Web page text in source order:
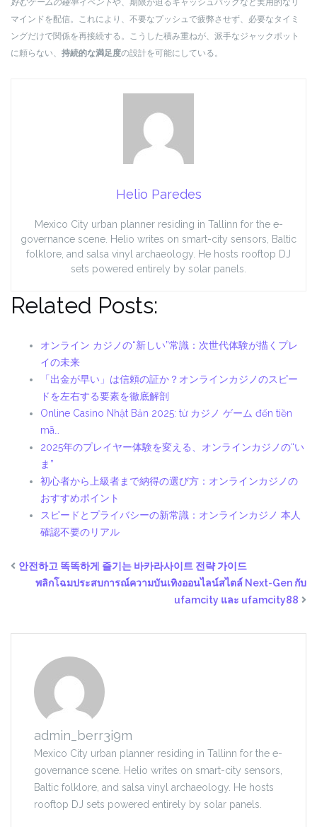
好むゲームの確率イベントや、期限が迫るキャッシュバックなど実用的なリ
マインドを配信。これにより、不要なプッシュで疲弊させず、必要なタイミ
ングだけで関係を再接続する。こうした積み重ねが、派手なジャックポット
に頼らない、 持続的な満足度の設計を可能にしている。
Helio Paredes
Mexico City urban planner residing in Tallinn for the e-
governance scene. Helio writes on smart-city sensors, Baltic
folklore, and salsa vinyl archaeology. He hosts rooftop DJ
sets powered entirely by solar panels.
Related Posts:
オンライン カジノの“新しい”常識：次世代体験が描くプレ
イの未来
「出金が早い」は信頼の証か？オンラインカジノのスピー
ドを左右する要素を徹底解剖
Online Casino Nhật Bản 2025: từ カジノ ゲーム đến tiền
mã…
2025年のプレイヤー体験を変える、オンラインカジノの“い
ま”
初心者から上級者まで納得の選び方：オンラインカジノの
おすすめポイント
スピードとプライバシーの新常識：オンラインカジノ 本人
確認不要のリアル
안전하고 똑똑하게 즐기는 바카라사이트 전략 가이드
พลิกโฉมประสบการณ์ความบันเทิงออนไลน์สไตล์ Next-Gen กับ
ufamcity และ ufamcity88
admin_berr3i9m
Mexico City urban planner residing in Tallinn for the e-
governance scene. Helio writes on smart-city sensors,
Baltic folklore, and salsa vinyl archaeology. He hosts
rooftop DJ sets powered entirely by solar panels.